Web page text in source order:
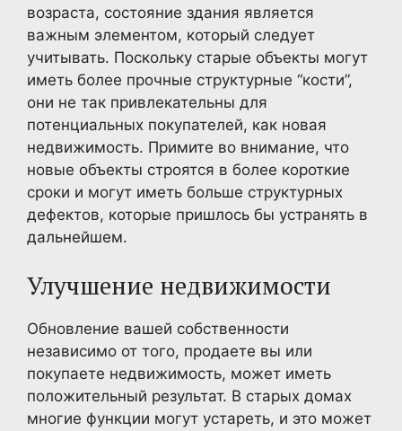
возраста, состояние здания является
важным элементом, который следует
учитывать. Поскольку старые объекты могут
иметь более прочные структурные “кости”,
они не так привлекательны для
потенциальных покупателей, как новая
недвижимость. Примите во внимание, что
новые объекты строятся в более короткие
сроки и могут иметь больше структурных
дефектов, которые пришлось бы устранять в
дальнейшем.
Улучшение недвижимости
Обновление вашей собственности
независимо от того, продаете вы или
покупаете недвижимость, может иметь
положительный результат. В старых домах
многие функции могут устареть, и это может